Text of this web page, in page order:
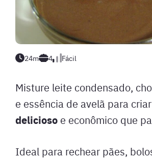
24m 4 Fácil
Misture leite condensado,
e essência de avelã para
delicioso e econômico que
Ideal para rechear pães,